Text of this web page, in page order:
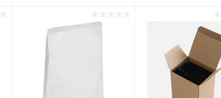
В корзину
Купить в 1 клик
В избранное В